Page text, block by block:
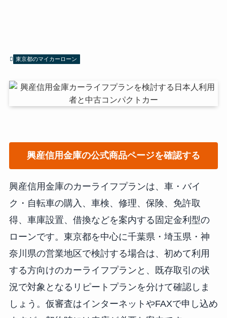
東京都のマイカーローン
興産信用金庫の公式商品ページを確認する
興産信用金庫のカーライフプランは、車・バイ
ク・自転車の購入、車検、修理、保険、免許取
得、車庫設置、借換などを案内する固定金利型の
ローンです。東京都を中心に千葉県・埼玉県・神
奈川県の営業地区で検討する場合は、初めて利用
する方向けのカーライフプランと、既存取引の状
況で対象となるリピートプランを分けて確認しま
しょう。仮審査はインターネットやFAXで申し込め